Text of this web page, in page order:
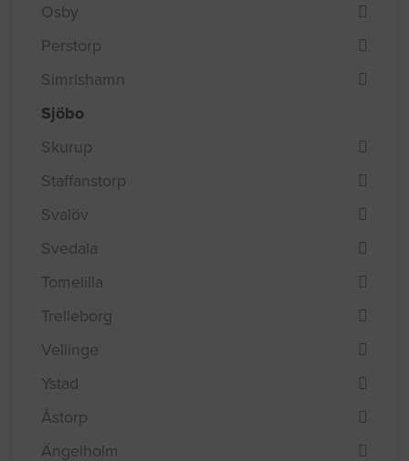
Osby
Perstorp
Simrishamn
Sjöbo
Skurup
Staffanstorp
Svalöv
Svedala
Tomelilla
Trelleborg
Vellinge
Ystad
Åstorp
Ängelholm